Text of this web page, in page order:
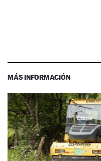
MÁS INFORMACIÓN